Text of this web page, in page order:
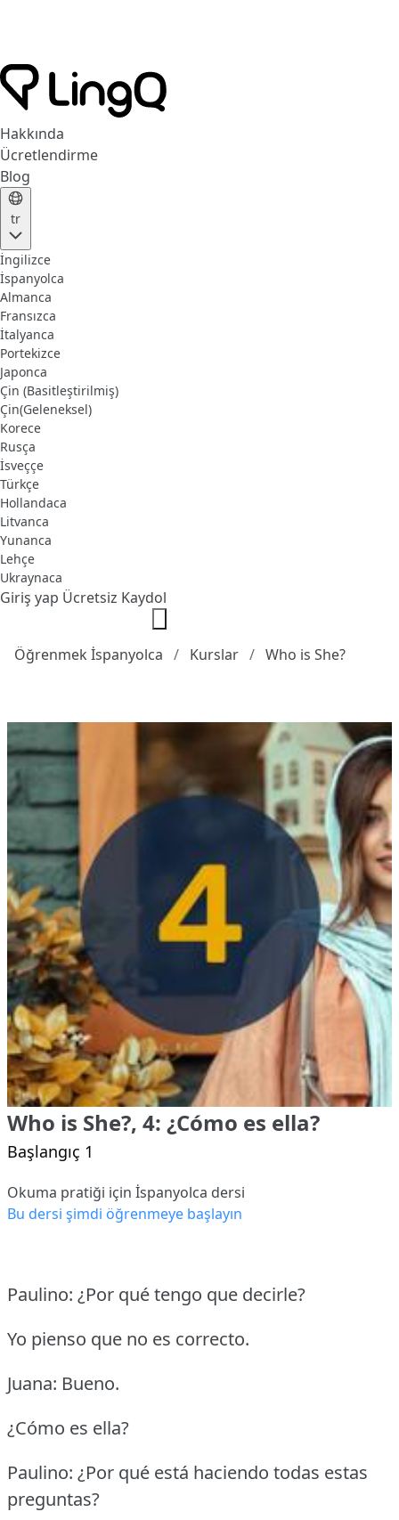
Hakkında
Ücretlendirme
Blog
tr
İngilizce
İspanyolca
Almanca
Fransızca
İtalyanca
Portekizce
Japonca
Çin (Basitleştirilmiş)
Çin(Geleneksel)
Korece
Rusça
İsveççe
Türkçe
Hollandaca
Litvanca
Yunanca
Lehçe
Ukraynaca
Giriş yap Ücretsiz Kaydol
Öğrenmek İspanyolca Kurslar Who is She?
Who is She?, 4: ¿Cómo es ella?
Başlangıç 1
Okuma pratiği için İspanyolca dersi
Bu dersi şimdi öğrenmeye başlayın
Paulino: ¿Por qué tengo que decirle?
Yo pienso que no es correcto.
Juana: Bueno.
¿Cómo es ella?
Paulino: ¿Por qué está haciendo todas estas
preguntas?